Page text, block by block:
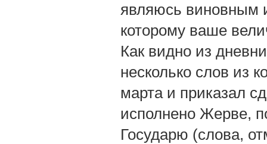
являюсь виновным
которому ваше
Как видно из
несколько слов из
марта и приказал
исполнено Жерве,
Государю (слова,